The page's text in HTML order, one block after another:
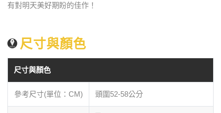
有對明天美好期盼的佳作！
尺寸與顏色
尺寸與顏色
參考尺寸(單位：CM) 頭圍52-58公分